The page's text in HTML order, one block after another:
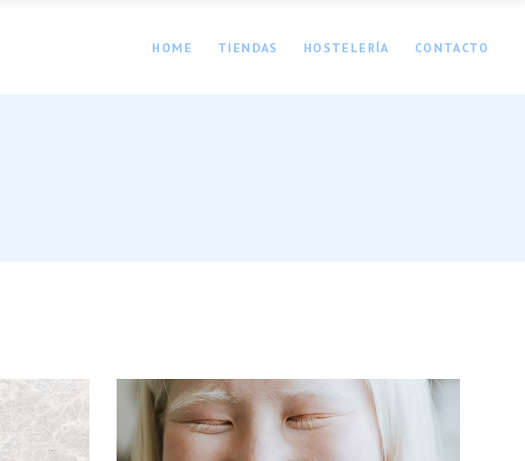
HOME TIENDAS HOSTELERÍA CONTACTO